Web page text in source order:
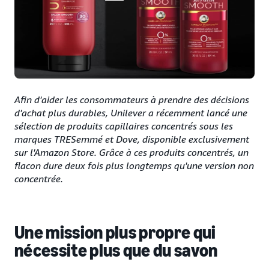
Afin d'aider les consommateurs à prendre des décisions
d'achat plus durables, Unilever a récemment lancé une
sélection de produits capillaires concentrés sous les
marques TRESemmé et Dove, disponible exclusivement
sur l'Amazon Store. Grâce à ces produits concentrés, un
flacon dure deux fois plus longtemps qu'une version non
concentrée.
Une mission plus propre qui
nécessite plus que du savon